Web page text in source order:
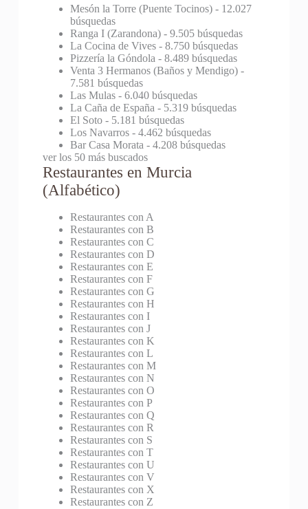
Mesón la Torre (Puente Tocinos)- 12.027
búsquedas
Ranga I (Zarandona)- 9.505 búsquedas
La Cocina de Vives- 8.750 búsquedas
Pizzería la Góndola - 8.489 búsquedas
Venta 3 Hermanos (Baños y Mendigo)-
7.581 búsquedas
Las Mulas- 6.040 búsquedas
La Caña de España - 5.319 búsquedas
El Soto- 5.181 búsquedas
Los Navarros- 4.462 búsquedas
Bar Casa Morata - 4.208 búsquedas
ver los 50 más buscados
Restaurantes en Murcia
(Alfabético)
Restaurantes con A
Restaurantes con B
Restaurantes con C
Restaurantes con D
Restaurantes con E
Restaurantes con F
Restaurantes con G
Restaurantes con H
Restaurantes con I
Restaurantes con J
Restaurantes con K
Restaurantes con L
Restaurantes con M
Restaurantes con N
Restaurantes con O
Restaurantes con P
Restaurantes con Q
Restaurantes con R
Restaurantes con S
Restaurantes con T
Restaurantes con U
Restaurantes con V
Restaurantes con X
Restaurantes con Z